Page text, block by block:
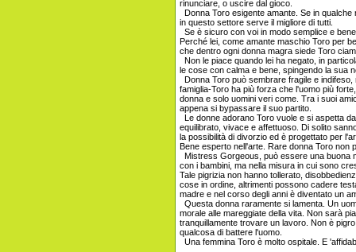
rinunciare, o uscire dal gioco.
Donna Toro esigente amante. Se in
in questo settore serve il migliore di tutti.
Se è sicuro con voi in modo semplice e
Perché lei, come amante maschio Toro per
che dentro ogni donna magra siede Toro
Non le piace quando lei ha negato, in
le cose con calma e bene, spingendo la sua
Donna Toro può sembrare fragile e
famiglia-Toro ha più forza che l'uomo più
donna e solo uomini veri come. Tra i suoi
appena si bypassare il suo partito.
Le donne adorano Toro vuole e si aspetta
equilibrato, vivace e affettuoso. Di solito
la possibilità di divorzio ed è progettato per
Bene esperto nell'arte. Rare donna Toro non
Mistress Gorgeous, può essere una buona
con i bambini, ma nella misura in cui sono
Tale pigrizia non hanno tollerato,
cose in ordine, altrimenti possono cadere
madre e nel corso degli anni è diventato un
Questa donna raramente si lamenta. Un
morale alle mareggiate della vita. Non sarà
tranquillamente trovare un lavoro. Non è
qualcosa di battere l'uomo.
Una femmina Toro è molto ospitale. E